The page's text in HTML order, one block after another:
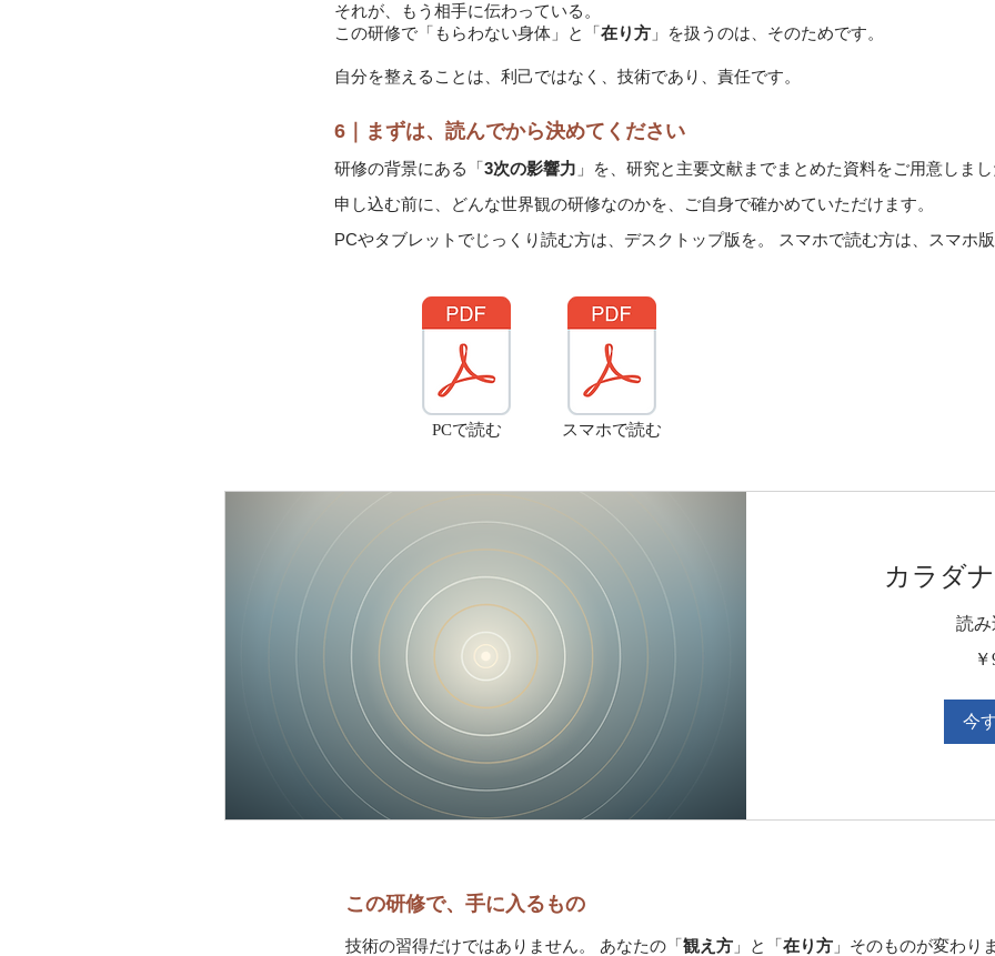
それが、もう相手に伝わっている。
この研修で「もらわない身体」と「在り方 」を扱うのは、そのためです。
自分を整えることは、利己ではなく、技術であり、責任です。
6｜まずは、読んでから決めてください
研修の背景にある「3次の影響力 」を、研究と主要文献までまとめた資料をご用意しまし
申し込む前に、どんな世界観の研修なのかを、ご自身で確かめていただけます。
PCやタブレットでじっくり読む方は、デスクトップ版を。 スマホで読む方は、スマホ版
PCで読む スマホで読む
カラダ
読み
今
この研修で、手に入るもの
技術の習得だけではありません。 あなたの「観え方 」と「在り方 」そのものが変わり